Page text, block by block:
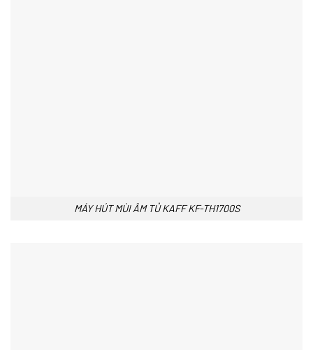
MÁY HÚT MÙI ÂM TỦ KAFF KF-TH1700S